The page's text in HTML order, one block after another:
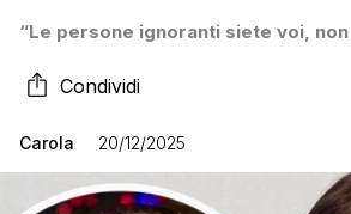
“Le persone ignoranti siete voi, non
Condividi
Carola 20/12/2025